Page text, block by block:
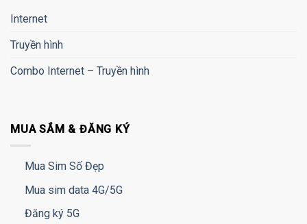
Internet
Truyền hình
Combo Internet – Truyền hình
MUA SẮM & ĐĂNG KÝ
Mua Sim Số Đẹp
Mua sim data 4G/5G
Đăng ký 5G